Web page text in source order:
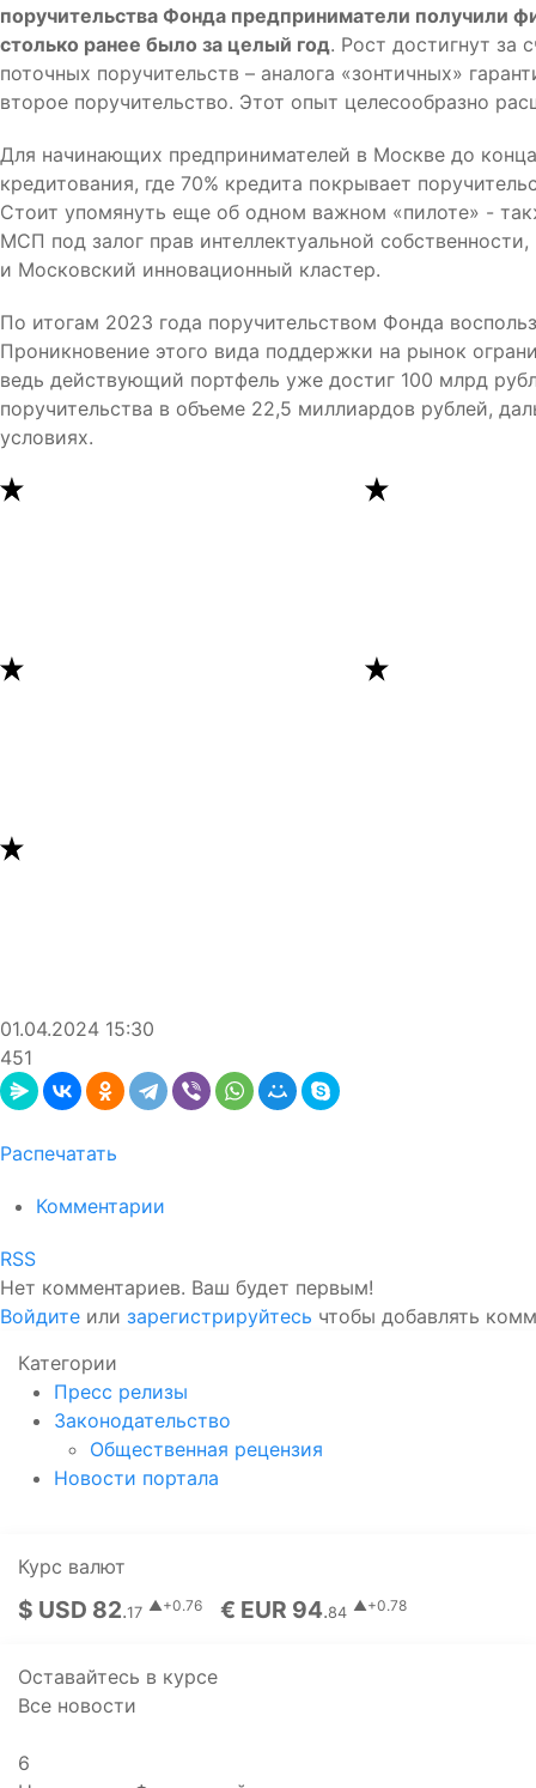
поручительства Фонда предприниматели получили
столько ранее было за целый год. Рост достигнут за
поточных поручительств – аналога «зонтичных»
второе поручительство. Этот опыт целесообразно
Для начинающих предпринимателей в Москве до
кредитования, где 70% кредита покрывает
Стоит упомянуть еще об одном важном «пилоте» -
МСП под залог прав интеллектуальной
и Московский инновационный кластер.
По итогам 2023 года поручительством Фонда
Проникновение этого вида поддержки на рынок
ведь действующий портфель уже достиг 100 млрд
поручительства в объеме 22,5 миллиардов рублей,
условиях.
01.04.2024 15:30
451
Распечатать
Комментарии
RSS
Нет комментариев. Ваш будет первым!
Войдите или зарегистрируйтесь чтобы добавлять
Категории
Пресс релизы
Законодательство
Общественная рецензия
Новости портала
Курс валют
$ USD 82.17 ▲+0.76 € EUR 94.84 ▲+0.78
Оставайтесь в курсе
Все новости
6